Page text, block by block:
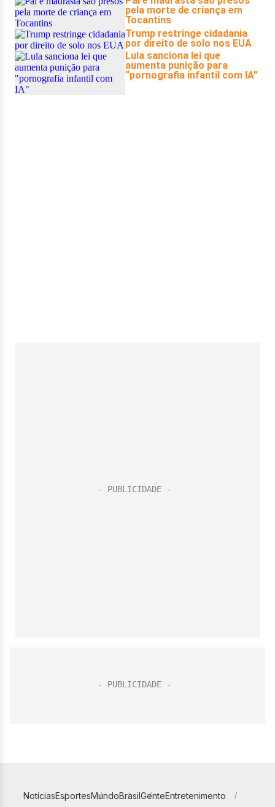
NotíciasEsportesMundoBrasilGenteEntretenimento